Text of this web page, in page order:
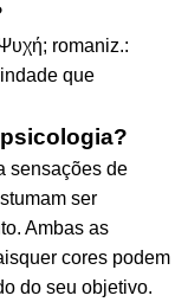
romaniz.:
que
sensações de
ser
Ambas as
cores podem
do seu objetivo.